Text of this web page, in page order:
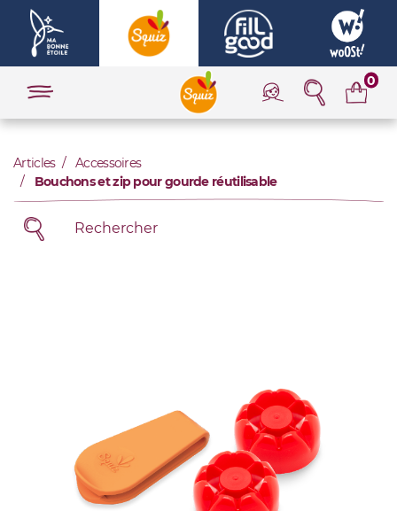
0
Articles
Accessoires
Bouchons et zip pour gourde réutilisable